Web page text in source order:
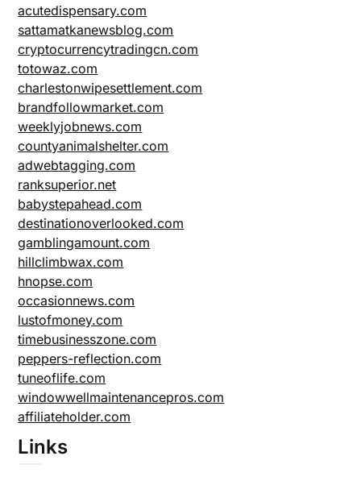
acutedispensary.com
sattamatkanewsblog.com
cryptocurrencytradingcn.com
totowaz.com
charlestonwipesettlement.com
brandfollowmarket.com
weeklyjobnews.com
countyanimalshelter.com
adwebtagging.com
ranksuperior.net
babystepahead.com
destinationoverlooked.com
gamblingamount.com
hillclimbwax.com
hnopse.com
occasionnews.com
lustofmoney.com
timebusinesszone.com
peppers-reflection.com
tuneoflife.com
windowwellmaintenancepros.com
affiliateholder.com
Links